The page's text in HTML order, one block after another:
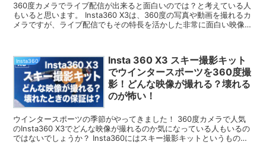
360度カメラでライブ配信が出来ると面白いのでは？と考えている人
もいると思います。 Insta360 X3は、360度の写真や動画を撮れるカ
メラですが、ライブ配信でもその特長を活かした非常に面白い映像を
Insta360
Insta 360 X3 スキー撮影キット
でウインタースポーツを360度撮
影！どんな映像が撮れる？壊れる
のが怖い！
ウインタースポーツの季節がやってきました！ 360度カメラで人気
のInsta360 X3でどんな映像が撮れるのか気になっている人もいるの
ではないでしょうか？ Insta360にはスキー撮影キットというものが